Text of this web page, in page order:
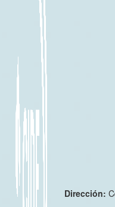
Dirección: